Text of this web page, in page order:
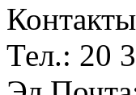
Контакты
Тел.: 20